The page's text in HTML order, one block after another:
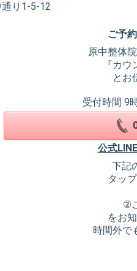
り1-5-12
ご予
原中整体
『カウ
とお
受付時間 9
公式
下記
タッ
②
をお
時間外で